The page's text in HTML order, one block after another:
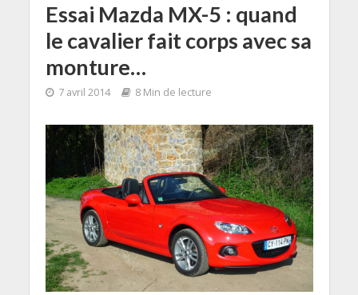
Essai Mazda MX-5 : quand
le cavalier fait corps avec sa
monture…
7 avril 2014 8 Min de lecture